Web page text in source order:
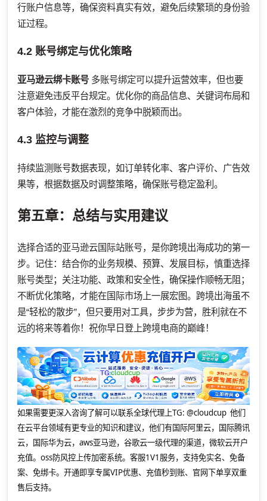
行账户信息等，确保资料真实有效，避免后续繁琐的身份验
证过程。
4.2 账号绑定与优化策略
亚马逊云绑卡账号 多账号绑定可以提升运营效率，但也要
注意避免违反平台规定。优化你的商品信息、关键词布局和
客户体验，才能在激烈的竞争中脱颖而出。
4.3 监控与调整
持续监测账号数据表现，如订单转化率、客户评价、广告效
果等，根据数据及时调整策略，确保账号稳定盈利。
第五章：总结与实用建议
选择合适的亚马逊云国际站账号，是你跨境出海成功的第一
步。记住：结合你的业务规模、预算、发展目标，慎重选择
账号类型；关注功能、政策和安全性，确保操作顺畅无阻；
不断优化策略，才能在国际市场上一展宏图。跨境出海虽不
是“轻松的散步”，但只要用对工具，步步为营，胜利就在不
远的将来等着你！祝你早日登上跨境电商的巅峰！
如果需要更深入咨询了解可以联系全球代理上TG: @cloudcup 他们
在云平台领域有更专业的知识和建议，他们有国际阿里云，国际腾讯
云，国际华为云，aws亚马逊，谷歌云一级代理的渠道，微软云开户
充值。oss防风控上传加密系统。客服1V1服务，支持免实名、免备
案、免绑卡。开通即享专属VIP优惠、充值秒到账、官网下单享双重
售后支持。